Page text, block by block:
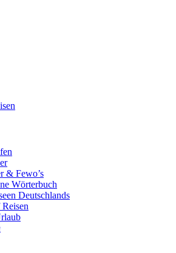
& Fewo’s
Wörterbuch
Deutschlands